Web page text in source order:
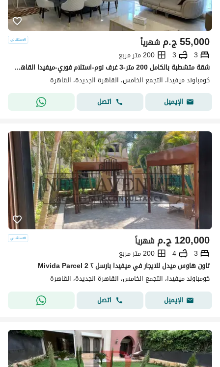
ج.م55,000 شهرياً
3
3
200 متر مربع
شقة متشطبة بالكامل 200 متر-3 غرف نوم-استلام فوري-ميفيدا القاهرة الجديدة
كومباوند ميفيدا، التجمع الخامس، القاهرة الجديدة، القاهرة
الإيميل
اتصل
ج.م120,000 شهرياً
3
4
200 متر مربع
تاون هاوس ميدل للايجار في ميفيدا بارسل ٢ Mivida Parcel 2
كومباوند ميفيدا، التجمع الخامس، القاهرة الجديدة، القاهرة
الإيميل
اتصل